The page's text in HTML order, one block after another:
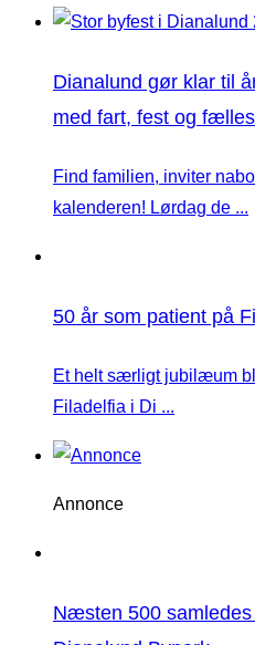
Dianalund gør klar til
med fart, fest og
Find familien, inviter
kalenderen! Lørdag de ...
50 år som patient på
Et helt særligt jubilæum
Filadelfia i Di ...
Annonce
Næsten 500